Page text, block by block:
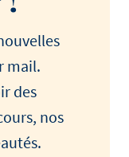
mail.
des
nos